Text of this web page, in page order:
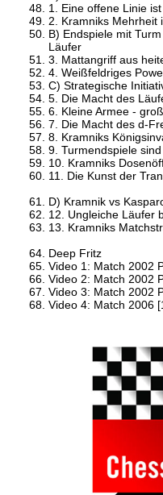
1. Eine offene Linie
2. Kramniks Mehrheit
B) Endspiele mit
Läufer
3. Mattangriff aus
4. Weißfeldriges
C) Strategische
5. Die Macht des
6. Kleine Armee -
7. Die Macht des d-
8. Kramniks
9. Turmendspiele
10. Kramniks
11. Die Kunst der
D) Kramnik vs
12. Ungleiche Läufer
13. Kramniks
Deep Fritz
Video 1: Match 2002
Video 2: Match 2002
Video 3: Match 2002
Video 4: Match 2006